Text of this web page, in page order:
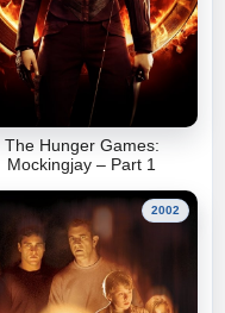
The Hunger Games:
Mockingjay – Part 1
2002